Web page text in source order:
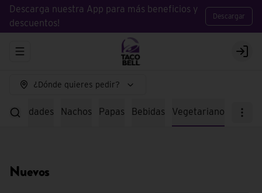
Descarga nuestra App para más beneficios y
descuentos!
Descargar
Abrir menu de navegación Login
¿Dónde quieres pedir?
Nachos Papas Bebidas Vegetariano
Nuevos